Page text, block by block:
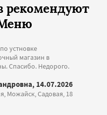
рекомендуют
устновке
магазин в
Спасибо. Недорого.
14.07.2026
Можайск, Садовая, 18